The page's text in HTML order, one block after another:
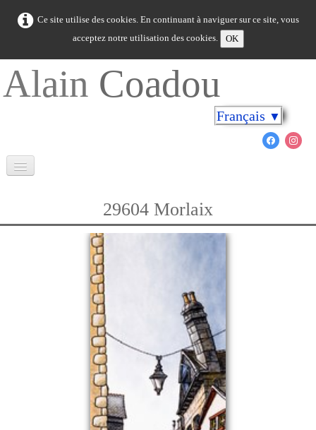
Ce site utilise des cookies. En continuant à naviguer sur ce site, vous
acceptez notre utilisation des cookies.
OK
Alain Coadou
Français ▼
La Bretagne en couleurs29604 Morlaix